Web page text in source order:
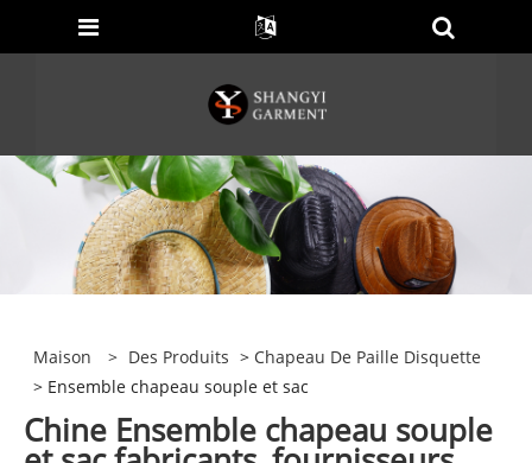
Maison > Des Produits > Chapeau De Paille Disquette
> Ensemble chapeau souple et sac
Chine Ensemble chapeau souple